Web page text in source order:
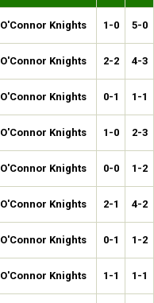
O'Connor Knights 1-0 5-0
O'Connor Knights 2-2 4-3
O'Connor Knights 0-1 1-1
O'Connor Knights 1-0 2-3
O'Connor Knights 0-0 1-2
O'Connor Knights 2-1 4-2
O'Connor Knights 0-1 1-2
O'Connor Knights 1-1 1-1